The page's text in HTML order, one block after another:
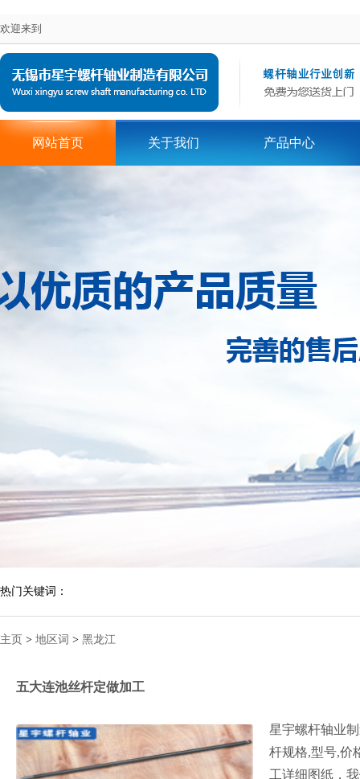
欢迎来到
网站首页 关于我们 产品中心
热门关键词：
主页 > 地区词 > 黑龙江
五大连池丝杆定做加工
星宇螺杆轴业
杆规格,型号,价
工详细图纸，